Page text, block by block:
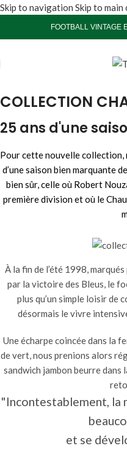
Skip to navigation Skip to
FOOTBALL VINTAGE
COLLECTION
25 ans d'une
Pour cette nouvelle collection,
d’une saison bien marquante
bien sûr, celle où Robert
première division et où le
À la fin de l’été 1998,
par la victoire des Bleus, le
plus qu’un simple loisir de
désormais le vivre
Une écharpe coincée dans la
de vert, nous prenions alors
sandwich jambon beurre dans
"Incontestablement, la
et se